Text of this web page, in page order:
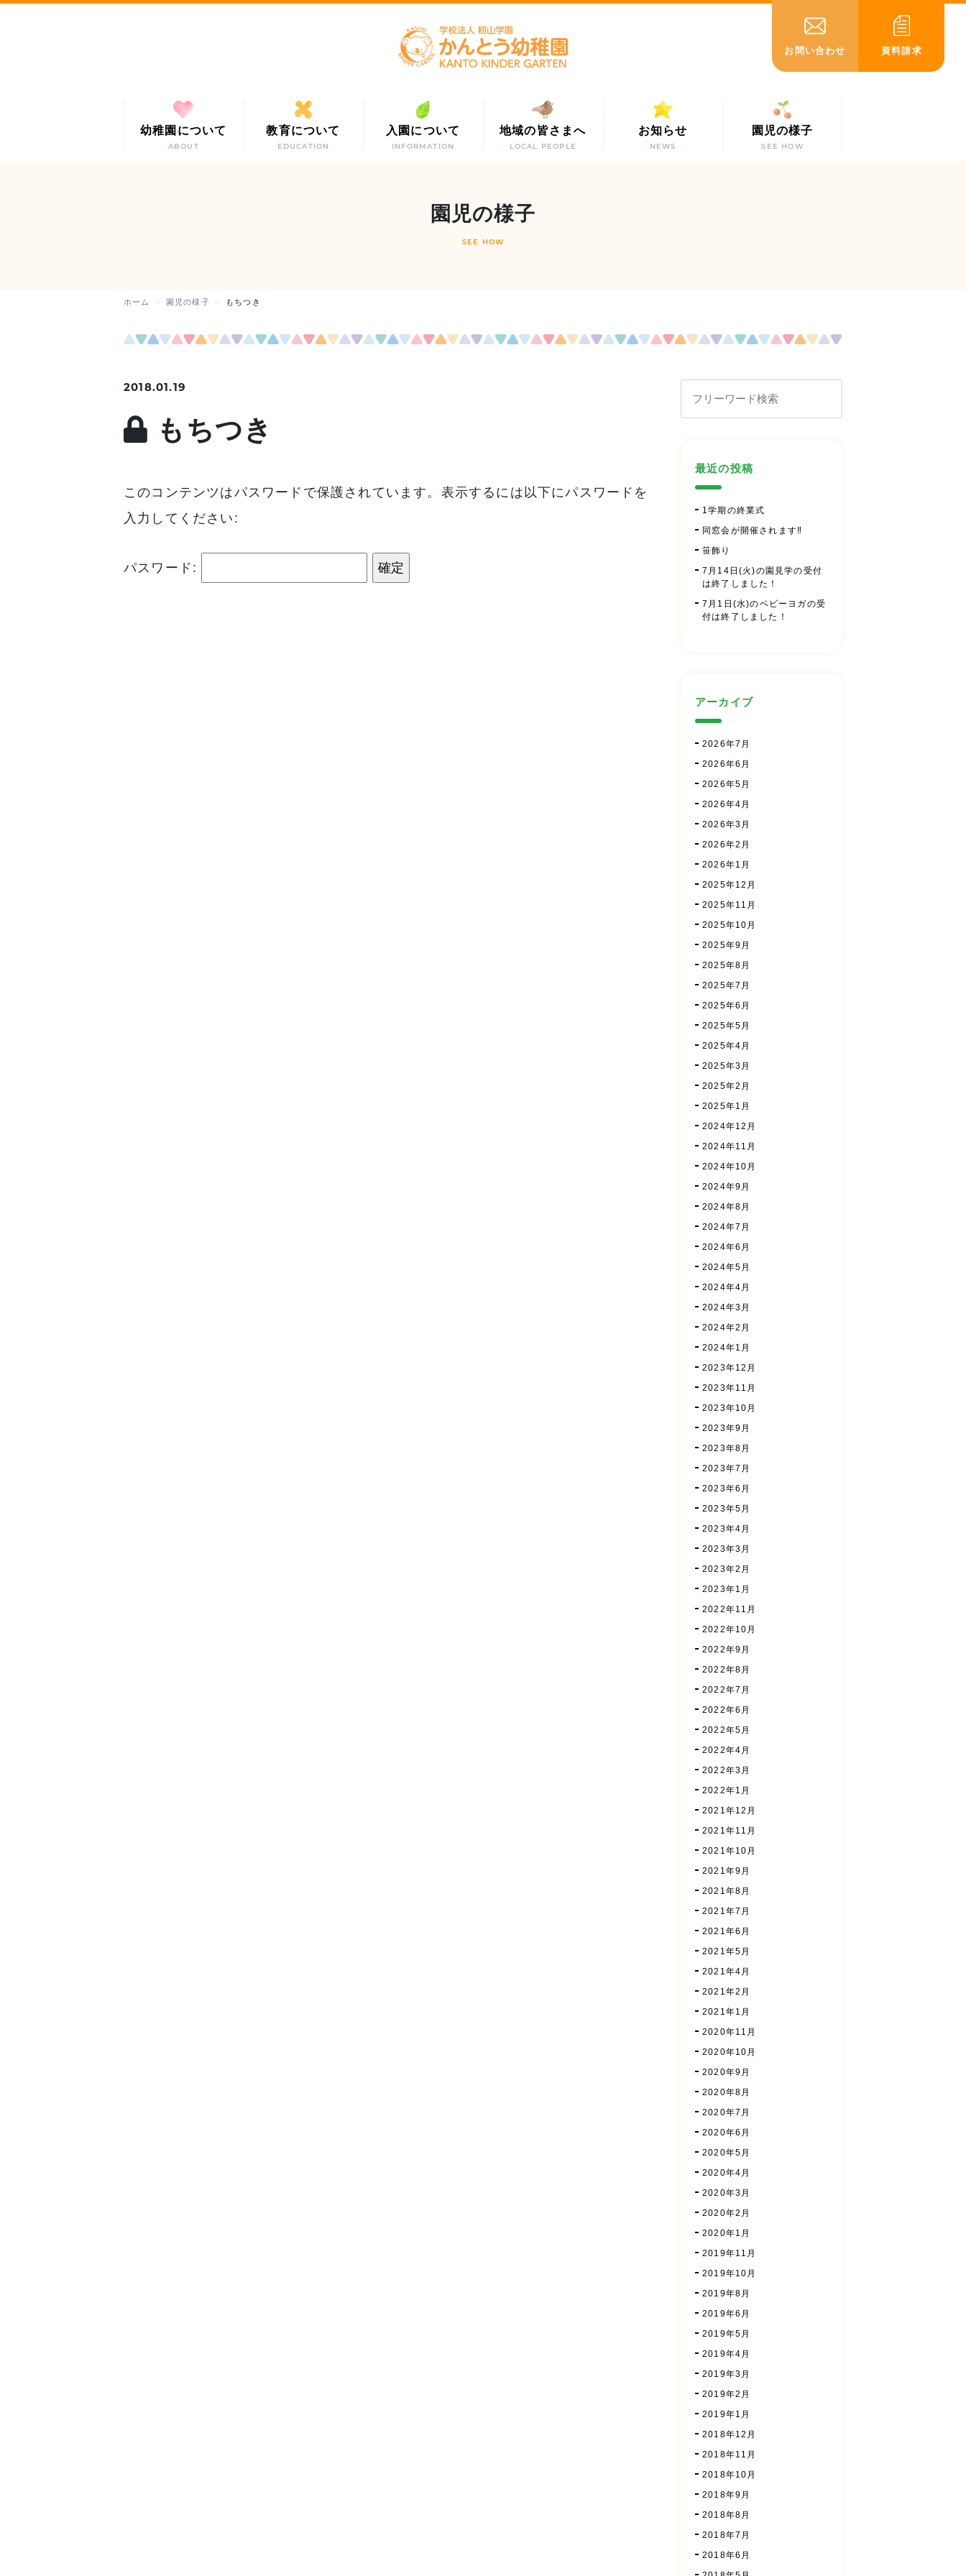
お問い合わせ 資料請求
幼稚園について
ABOUT
教育について
EDUCATION
入園について
INFORMATION
地域の皆さまへ
LOCAL PEOPLE
お知らせ
NEWS
園児の様子
SEE HOW
園児の様子
SEE HOW
ホーム 園児の様子 もちつき
2018.01.19
もちつき
このコンテンツはパスワードで保護されています。表示するには以下にパスワードを
入力してください:
パスワード:
最近の投稿
1学期の終業式
同窓会が開催されます‼
笹飾り
7月14日(火)の園見学の受付
は終了しました！
7月1日(水)のベビーヨガの受
付は終了しました！
アーカイブ
2026年7月
2026年6月
2026年5月
2026年4月
2026年3月
2026年2月
2026年1月
2025年12月
2025年11月
2025年10月
2025年9月
2025年8月
2025年7月
2025年6月
2025年5月
2025年4月
2025年3月
2025年2月
2025年1月
2024年12月
2024年11月
2024年10月
2024年9月
2024年8月
2024年7月
2024年6月
2024年5月
2024年4月
2024年3月
2024年2月
2024年1月
2023年12月
2023年11月
2023年10月
2023年9月
2023年8月
2023年7月
2023年6月
2023年5月
2023年4月
2023年3月
2023年2月
2023年1月
2022年11月
2022年10月
2022年9月
2022年8月
2022年7月
2022年6月
2022年5月
2022年4月
2022年3月
2022年1月
2021年12月
2021年11月
2021年10月
2021年9月
2021年8月
2021年7月
2021年6月
2021年5月
2021年4月
2021年2月
2021年1月
2020年11月
2020年10月
2020年9月
2020年8月
2020年7月
2020年6月
2020年5月
2020年4月
2020年3月
2020年2月
2020年1月
2019年11月
2019年10月
2019年8月
2019年6月
2019年5月
2019年4月
2019年3月
2019年2月
2019年1月
2018年12月
2018年11月
2018年10月
2018年9月
2018年8月
2018年7月
2018年6月